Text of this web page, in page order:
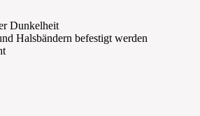
Dunkelheit
Halsbändern befestigt werden